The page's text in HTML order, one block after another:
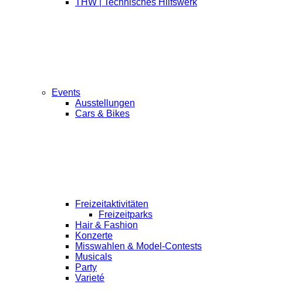
THW | Technisches Hilfswerk
Events
Ausstellungen
Cars & Bikes
Freizeitaktivitäten
Freizeitparks
Hair & Fashion
Konzerte
Misswahlen & Model-Contests
Musicals
Party
Varieté